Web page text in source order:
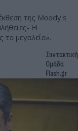
της Moody's
Η
το μεγαλείο».
Συντακτική
Ομάδα
Flash.gr